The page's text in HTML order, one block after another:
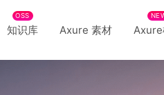
知识库
OSS
Axure 素材 Axure